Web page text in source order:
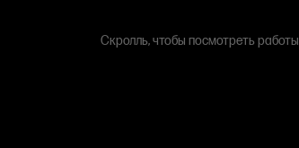
Скролль, чтобы посмотреть работы